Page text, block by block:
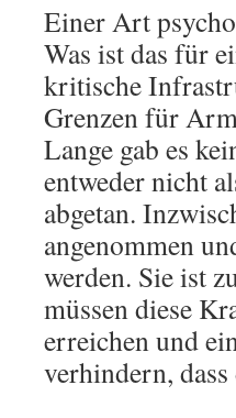
Einer Art
Was ist das für
kritische
Grenzen für
Lange gab es
entweder nicht
abgetan.
angenommen
werden. Sie ist
müssen diese
erreichen und
verhindern,